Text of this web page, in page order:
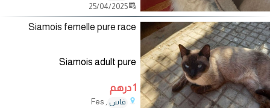
25/04/2025
Siamois femelle pure race
Siamois adult pure
1 درهم
فاس , Fes